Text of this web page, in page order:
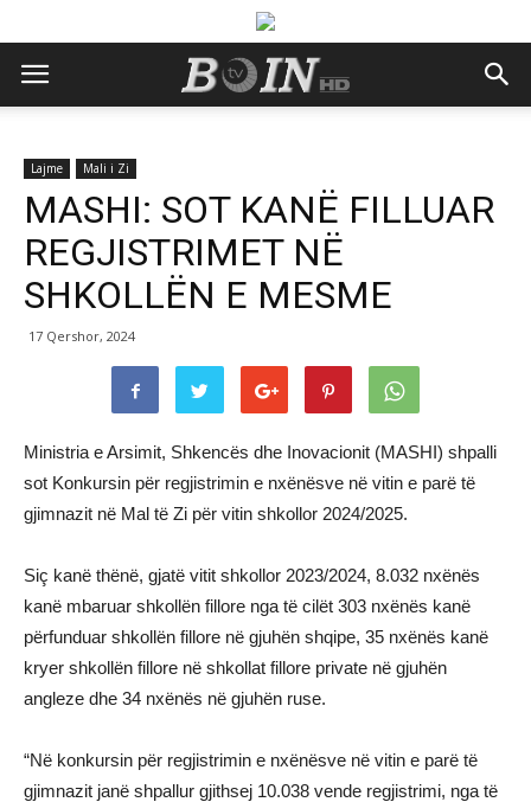
Lajme Mali i Zi
MASHI: SOT KANË FILLUAR
REGJISTRIMET NË
SHKOLLËN E MESME
17 Qershor, 2024
Ministria e Arsimit, Shkencës dhe Inovacionit (MASHI) shpalli
sot Konkursin për regjistrimin e nxënësve në vitin e parë të
gjimnazit në Mal të Zi për vitin shkollor 2024/2025.
Siç kanë thënë, gjatë vitit shkollor 2023/2024, 8.032 nxënës
kanë mbaruar shkollën fillore nga të cilët 303 nxënës kanë
përfunduar shkollën fillore në gjuhën shqipe, 35 nxënës kanë
kryer shkollën fillore në shkollat ​​fillore private në gjuhën
angleze dhe 34 nxënës në gjuhën ruse.
“Në konkursin për regjistrimin e nxënësve në vitin e parë të
gjimnazit janë shpallur gjithsej 10.038 vende regjistrimi, nga të